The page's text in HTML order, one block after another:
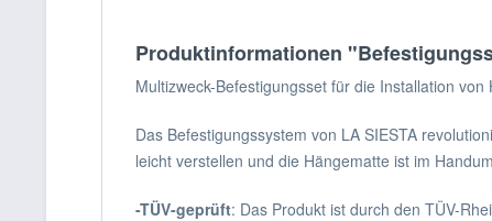
Produktinformationen
Multizweck-Befestigungsset für die Installation
Das Befestigungssystem von LA SIESTA
leicht verstellen und die Hängematte ist im
-TÜV-geprüft: Das Produkt ist durch den TÜV-